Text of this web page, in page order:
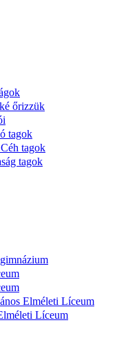
őrizzük
tagok
tagok
tagok
Elméleti Líceum
Líceum